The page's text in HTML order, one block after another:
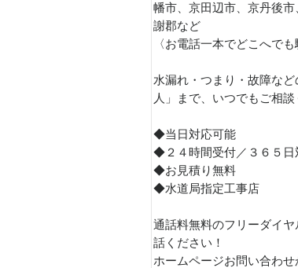
幡市、京田辺市、京丹後
謝郡など
〈お電話一本でどこへで
水漏れ・つまり・故障な
人」まで、いつでもご相談
◆当日対応可能
◆２４時間受付／３６５日
◆お見積り無料
◆水道局指定工事店
通話料無料のフリーダイ
話ください！
ホームページお問い合わ